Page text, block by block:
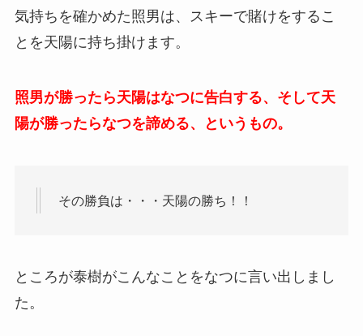
気持ちを確かめた照男は、スキーで賭けをするこ
とを天陽に持ち掛けます。
照男が勝ったら天陽はなつに告白する、そして天
陽が勝ったらなつを諦める、というもの。
その勝負は・・・天陽の勝ち！！
ところが泰樹がこんなことをなつに言い出しまし
た。